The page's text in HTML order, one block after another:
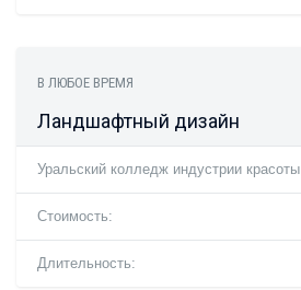
В ЛЮБОЕ ВРЕМЯ
Ландшафтный дизайн
Уральский колледж индустрии красоты
Стоимость:
Длительность: